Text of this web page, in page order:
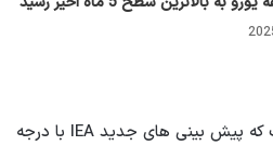
در عین حال ، وی اظهار داشت که پیش بینی های جدید IEA با درجه